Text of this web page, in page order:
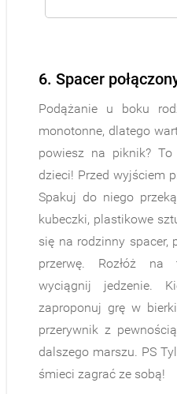
6. Spacer
Podążanie u boku
monotonne, dlatego
powiesz na piknik? To
dzieci! Przed wyjściem
Spakuj do niego
kubeczki, plastikowe
się na rodzinny spacer,
przerwę. Rozłóż na
wyciągnij jedzenie.
zaproponuj grę w
przerywnik z
dalszego marszu. PS
śmieci zagrać ze sobą!